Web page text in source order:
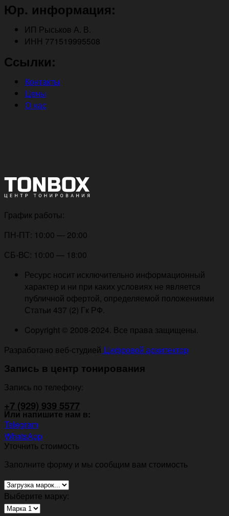
Юр. информация:
ИП Рыськов А. В.
ИНН 771519995508
Ссылки:
Контакты
Цены
О нас
График работы:
ПН-ПТ: 10:00 — 20:00
СБ-ВС: 10:00 — 18:00
Ресурс носит исключительно информационный
характер и ни при каких условиях не является
публичной офертой, определяемой положениями
Статьи 437 (2) Гк РФ.
Copyright © 2008-2024. Все права защищены.
Разработано веб-студией Цифровой архитектор
Запись в центр тонирования
Запись по телефону:
+7 (929) 939 5577
Или напишите нам в:
Telegram
WhatsApp
Уточнить стоимость
Заполните форму и мы сообщим вам стоимость
Выберите марку: